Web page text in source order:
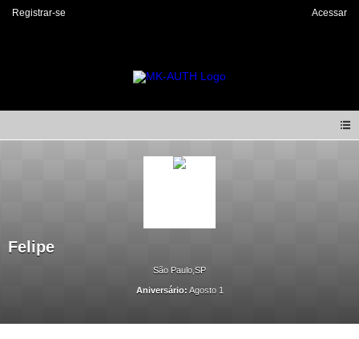
Registrar-se Acessar
Felipe
São Paulo,SP
Aniversário: Agosto 1